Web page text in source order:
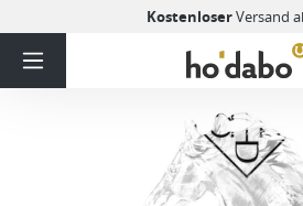
KostenloserVersand